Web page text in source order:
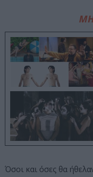
Όσοι και όσες θα